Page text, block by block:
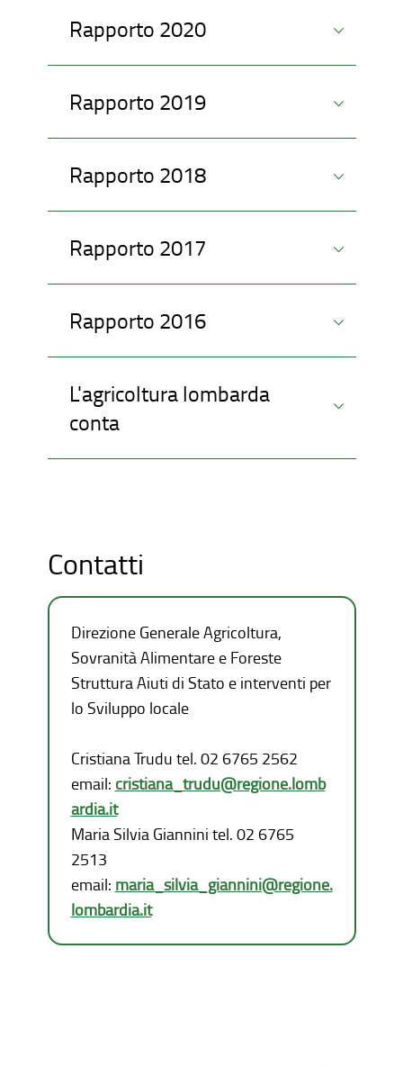
Rapporto 2020
Rapporto 2019
Rapporto 2018
Rapporto 2017
Rapporto 2016
L'agricoltura lombarda
conta
Contatti
Direzione Generale Agricoltura,
Sovranità Alimentare e Foreste
Struttura Aiuti di Stato e interventi per
lo Sviluppo locale
Cristiana Trudu tel. 02 6765 2562
email: cristiana_trudu@regione.lomb
ardia.it
Maria Silvia Giannini tel. 02 6765
2513
email: maria_silvia_giannini@regione.
lombardia.it